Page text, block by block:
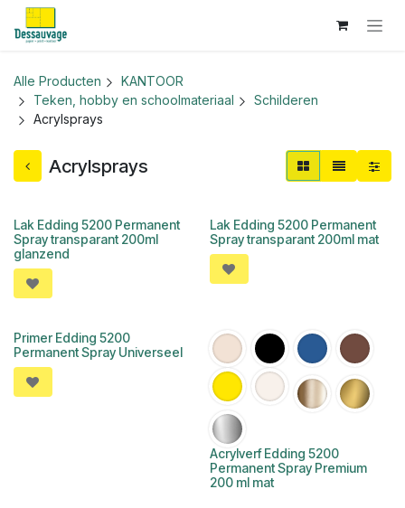
Overslaan naar inhoud
Alle Producten
KANTOOR
Teken, hobby en schoolmateriaal
Schilderen
Acrylsprays
Acrylsprays
Lak Edding 5200 Permanent
Spray transparant 200ml
glanzend
Lak Edding 5200 Permanent
Spray transparant 200ml mat
Primer Edding 5200
Permanent Spray Universeel
Acrylverf Edding 5200
Permanent Spray Premium
200 ml mat